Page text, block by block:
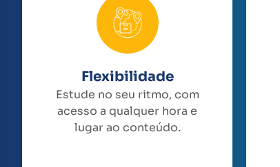
Flexibilidade
Estude no seu ritmo, com
acesso a qualquer hora e
lugar ao conteúdo.